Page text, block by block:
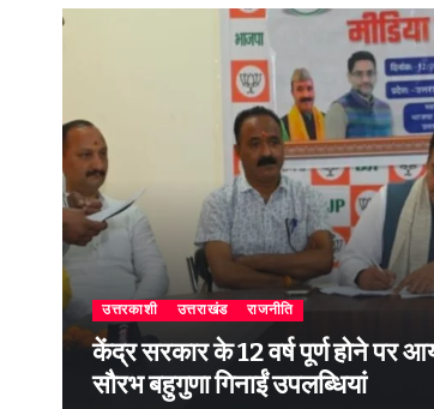
उत्तरकाशी उत्तराखंड राजनीति
केंद्र सरकार के 12 वर्ष पूर्ण होने पर
सौरभ बहुगुणा गिनाईं उपलब्धियां